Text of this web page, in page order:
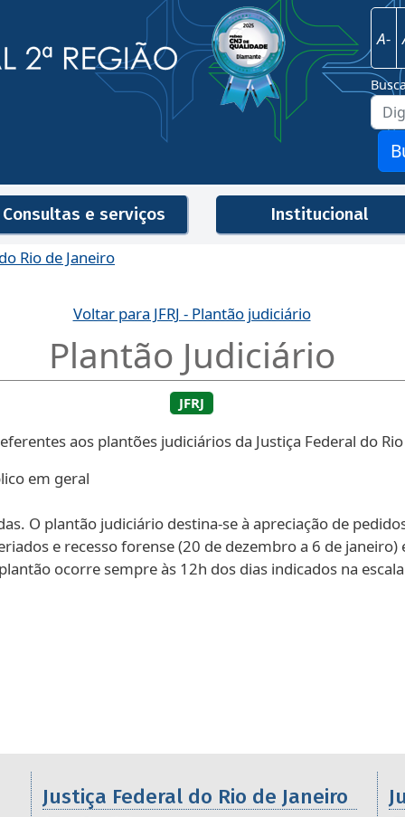
Justiça Federal - 2ª Região
Imagem
A-
Consultas e serviços Institucional
Rio de Janeiro
Voltar para JFRJ - Plantão judiciário
Plantão Judiciário
JFRJ
aos plantões judiciários da Justiça Federal do
em geral
O plantão judiciário destina-se à apreciação de
e recesso forense (20 de dezembro a 6 de
ocorre sempre às 12h dos dias indicados na
2ª Região
Justiça Federal do Rio de Janeiro